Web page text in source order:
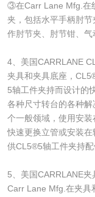
③在Carr Lane Mfg.在
夹，包括水平手柄肘
作肘节夹、肘节钳、气
4、美国CARRLANE
夹具和夹具底座，
5轴工件夹持而设计的
各种尺寸转台的各种
个一般领域，使用安
快速更换立管或安装
供CL5®5轴工件夹持配
5、美国CARRLANE夹
Carr Lane Mfg.在夹具